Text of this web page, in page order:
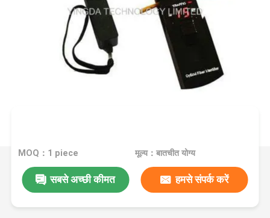
MOQ：1 piece मूल्य：बातचीत योग्य
सबसे अच्छी कीमत हमसे संपर्क करें